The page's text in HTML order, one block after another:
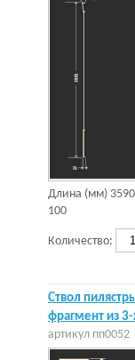
Длина (мм) 3590
100
Количество:
Ствол
фрагмент из 3-
артикул пп0052